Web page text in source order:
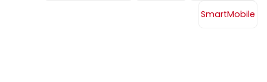
SmartMobile